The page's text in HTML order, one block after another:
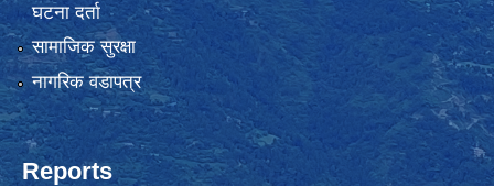
घटना दर्ता
सामाजिक सुरक्षा
नागरिक वडापत्र
Reports